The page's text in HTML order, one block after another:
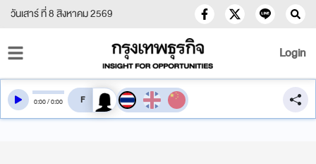
วันเสาร์ ที่ 8 สิงหาคม 2569
Login
0:00/0:00 สลับเสียงอ่าน